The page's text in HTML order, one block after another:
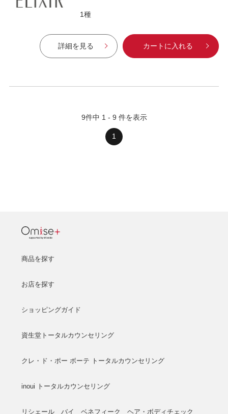
1種
詳細を見る カートに入れる
9件中 1 - 9 件を表示
1
商品を探す
お店を探す
ショッピングガイド
資生堂トータルカウンセリング
クレ・ド・ポー ボーテ トータルカウンセリング
inoui トータルカウンセリング
リシェール バイ ベネフィーク ヘア・ボディチェック